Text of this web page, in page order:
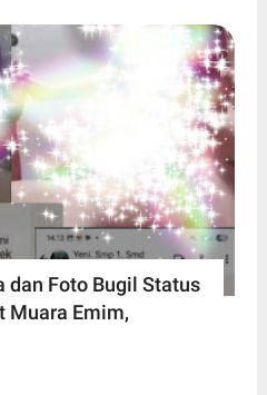
dan Foto Bugil Status
Muara Emim,